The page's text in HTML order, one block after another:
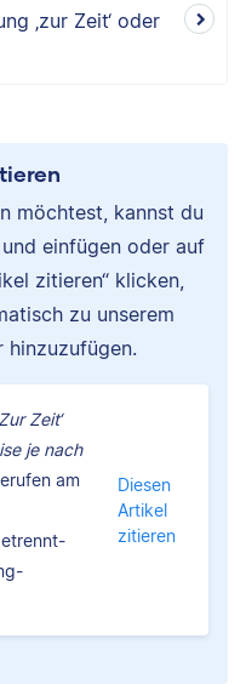
‚zur Zeit‘ oder
möchtest, kannst du
einfügen oder auf
zitieren“ klicken,
zu unserem
hinzuzufügen.
Zeit‘
je nach
am
Diesen
Artikel
zitieren